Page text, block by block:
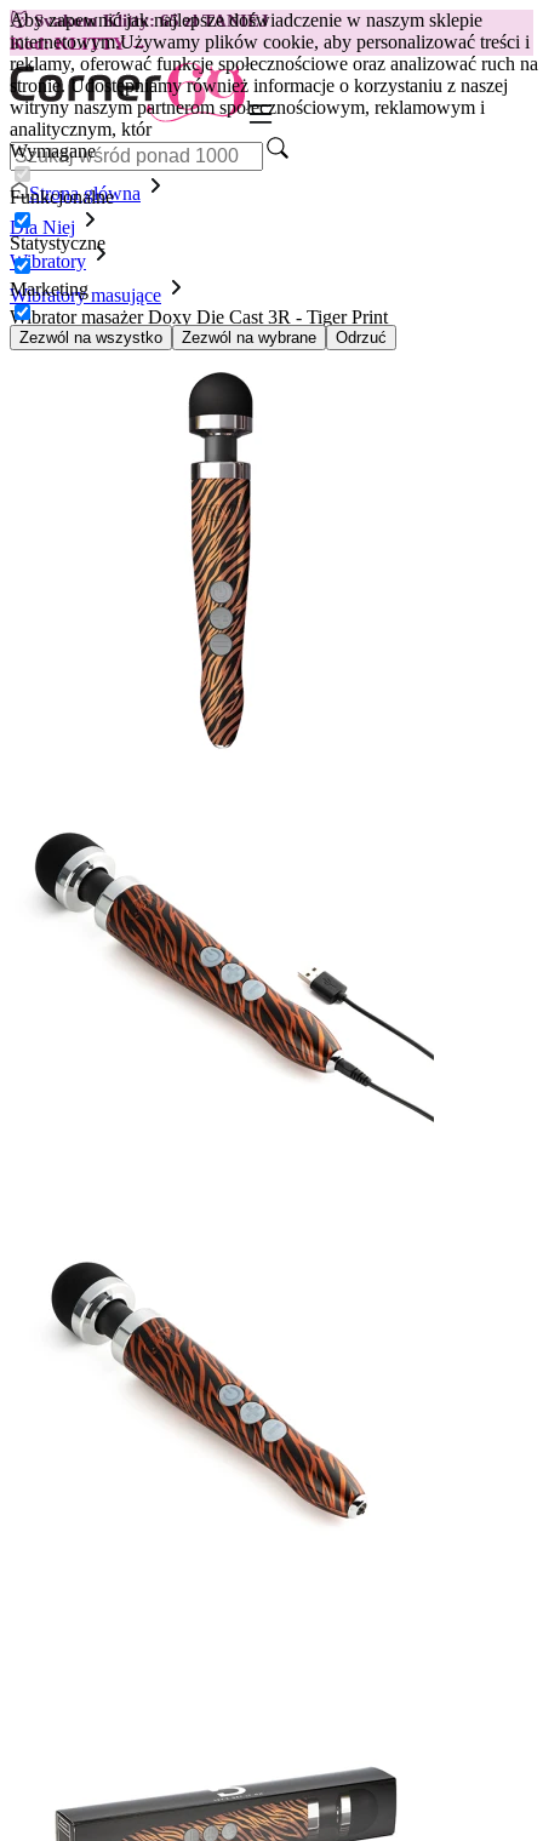
Aby zapewnić jak najlepsze doświadczenie w naszym sklepie
internetowym.Używamy plików cookie, aby personalizować treści i
reklamy, oferować funkcje społecznościowe oraz analizować ruch na
stronie. Udostępniamy również informacje o korzystaniu z naszej
witryny naszym partnerom społecznościowym, reklamowym i
analitycznym, któr
Wymagane
Funkcjonalne
Statystyczne
Marketing
Zezwól na wszystko Zezwól na wybrane Odrzuć
😽Svakom Klitty: 65 zł TANIEJ
Kod: KLITTY →
Strona główna
Dla Niej
Wibratory
Wibratory masujące
Wibrator masażer Doxy Die Cast 3R - Tiger Print